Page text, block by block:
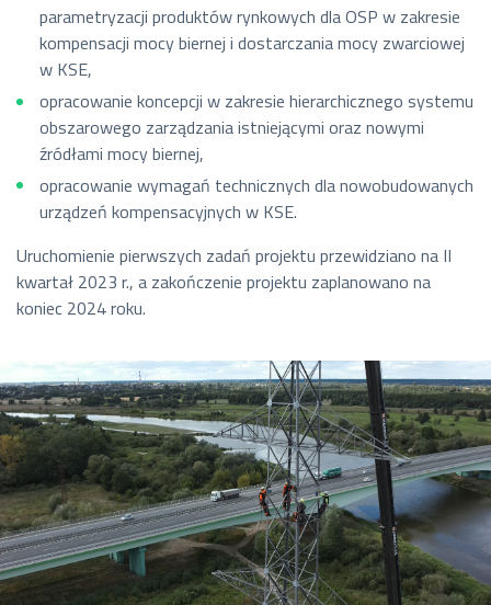
parametryzacji produktów rynkowych dla OSP w zakresie
kompensacji mocy biernej i dostarczania mocy zwarciowej
w KSE,
opracowanie koncepcji w zakresie hierarchicznego systemu
obszarowego zarządzania istniejącymi oraz nowymi
źródłami mocy biernej,
opracowanie wymagań technicznych dla nowobudowanych
urządzeń kompensacyjnych w KSE.
Uruchomienie pierwszych zadań projektu przewidziano na II
kwartał 2023 r., a zakończenie projektu zaplanowano na
koniec 2024 roku.